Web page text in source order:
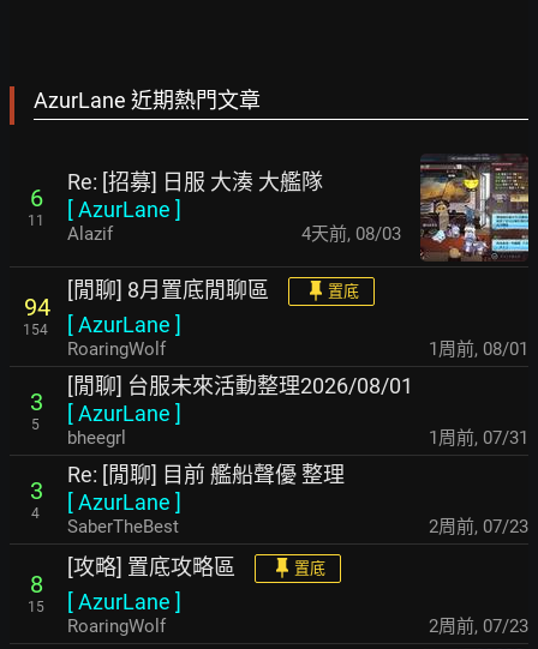
AzurLane 近期熱門文章
6
11
Re: [招募] 日服 大湊 大艦隊
[AzurLane ]
Alazif 4天前, 08/03
94
154
[閒聊] 8月置底閒聊區 置底
[AzurLane ]
RoaringWolf 1周前, 08/01
3
5
[閒聊] 台服未來活動整理2026/08/01
[AzurLane ]
bheegrl 1周前, 07/31
3
4
Re: [閒聊] 目前 艦船聲優 整理
[AzurLane ]
SaberTheBest 2周前, 07/23
8
15
[攻略] 置底攻略區 置底
[AzurLane ]
RoaringWolf 2周前, 07/23